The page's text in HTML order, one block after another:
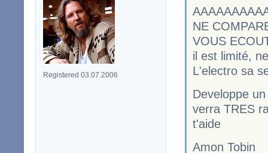
Registered 03.07.2006
NE
VOUS
il est limité,
L'electro sa
Developpe
verra TRES
t'aide
Amon Tobin